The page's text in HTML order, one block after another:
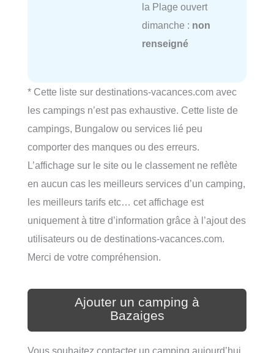
la Plage ouvert
dimanche : non
renseigné
* Cette liste sur destinations-vacances.com avec
les campings n’est pas exhaustive. Cette liste de
campings, Bungalow ou services lié peu
comporter des manques ou des erreurs.
L’affichage sur le site ou le classement ne reflète
en aucun cas les meilleurs services d’un camping,
les meilleurs tarifs etc… cet affichage est
uniquement à titre d’information grâce à l’ajout des
utilisateurs ou de destinations-vacances.com.
Merci de votre compréhension.
Ajouter un camping à
Bazaiges
Vous souhaitez contacter un camping aujourd’hui